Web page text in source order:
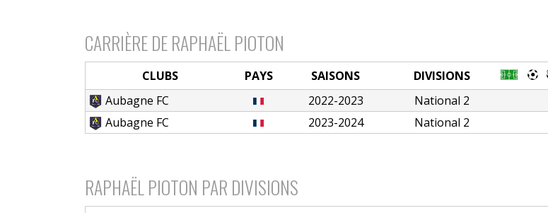
CARRIÈRE DE RAPHAËL PIOTON
CLUBS PAYS SAISONS
DIVISIONS
Aubagne FC
2022-2023
National 2
Aubagne FC
2023-2024 National 2
RAPHAËL PIOTON PAR DIVISIONS